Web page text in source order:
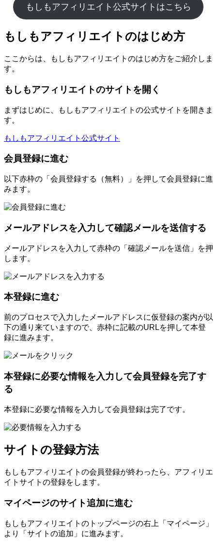
もしもアフィリエイト公式サイトはこちら
もしもアフィリエイトのはじめ方
ここからは、もしもアフィリエイトのはじめ方をご紹介しま
す。
もしもアフィリエイトのサイトを開く
まずはじめに、もしもアフィリエイトの公式サイトを開きま
す。
もしもアフィリエイト公式サイト
会員登録に進む
以下赤枠の「会員登録する（無料）」を押して会員登録に進
みます。
メールアドレスを入力して確認メールを送信する
メールアドレスを入力して赤枠の「確認メールを送信」を押
します。
本登録に進む
前のプロセスで入力したメールアドレスに仮登録の案内が以
下の通り来ていますので、赤枠に記載のURLを押して本登
録に進みます。
本登録に必要な情報を入力して会員登録を完了す
る
本登録に必要な情報を入力して会員登録は完了です。
サイトの登録方法
もしもアフィリエイトの会員登録が終わったら、アフィリエ
イトサイトの登録をします。
マイページのサイト追加に進む
もしもアフィリエイトのトップページの右上「マイページ」
より「サイトの追加」に進みます。